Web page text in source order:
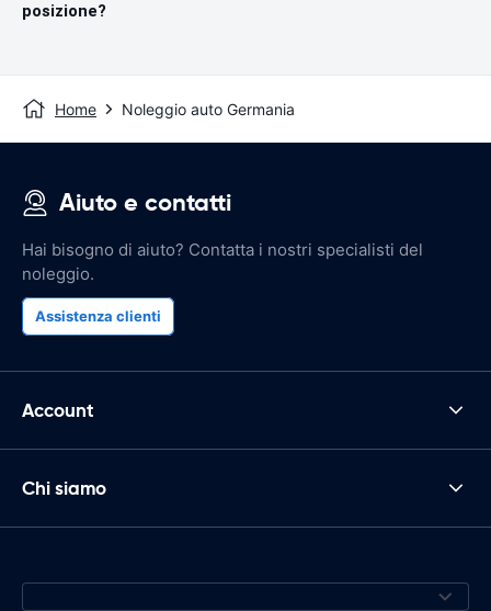
posizione?
Home Noleggio auto Germania
Aiuto e contatti
Hai bisogno di aiuto? Contatta i nostri specialisti del
noleggio.
Assistenza clienti
Account
Chi siamo